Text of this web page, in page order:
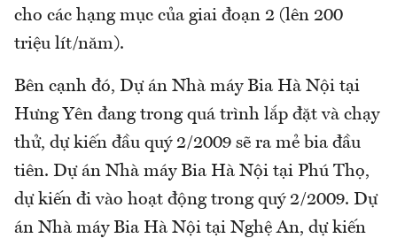
cho các hạng mục của giai đoạn 2 (lên 200
triệu lít/năm).
Bên cạnh đó, Dự án Nhà máy Bia Hà Nội tại
Hưng Yên đang trong quá trình lắp đặt và chạy
thử, dự kiến đầu quý 2/2009 sẽ ra mẻ bia đầu
tiên. Dự án Nhà máy Bia Hà Nội tại Phú Thọ,
dự kiến đi vào hoạt động trong quý 2/2009. Dự
án Nhà máy Bia Hà Nội tại Nghệ An, dự kiến